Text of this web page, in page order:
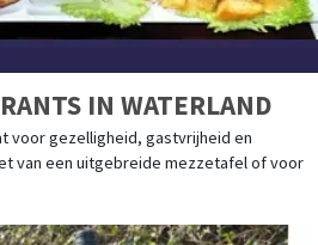
IN WATERLAND
voor gezelligheid, gastvrijheid en
van een uitgebreide mezzetafel of voor